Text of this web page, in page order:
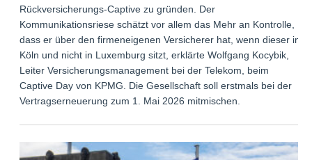
Rückversicherungs-Captive zu gründen. Der
Kommunikationsriese schätzt vor allem das Mehr an Kontrolle,
dass er über den firmeneigenen Versicherer hat, wenn dieser in
Köln und nicht in Luxemburg sitzt, erklärte Wolfgang Kocybik,
Leiter Versicherungsmanagement bei der Telekom, beim
Captive Day von KPMG. Die Gesellschaft soll erstmals bei der
Vertragserneuerung zum 1. Mai 2026 mitmischen.